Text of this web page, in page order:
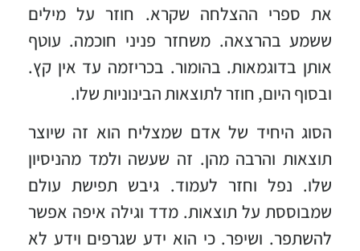
את ספרי ההצלחה שקרא. חוזר על מילים
ששמע בהרצאה. משחזר פניני חוכמה. עוטף
אותן בדוגמאות. בהומור. בכריזמה עד אין קץ.
ובסוף היום, חוזר לתוצאות הבינוניות שלו.
הסוג היחיד של אדם שמצליח הוא זה שיוצר
תוצאות והרבה מהן. זה שעשה ולמד מהניסיון
שלו. נפל וחזר לעמוד. גיבש תפישת עולם
שמבוססת על תוצאות. מדד וגילה איפה אפשר
להשתפר. ושיפר. כי הוא ידע שגרפים וידע לא